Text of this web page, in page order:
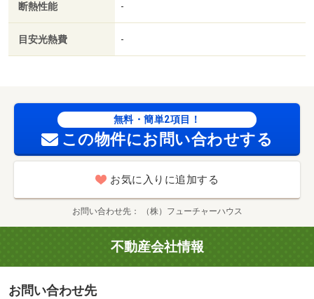
断熱性能 -
目安光熱費 -
無料・簡単2項目！
この物件にお問い合わせする
お気に入りに追加する
お問い合わせ先 （株）フューチャーハウス
不動産会社情報
お問い合わせ先